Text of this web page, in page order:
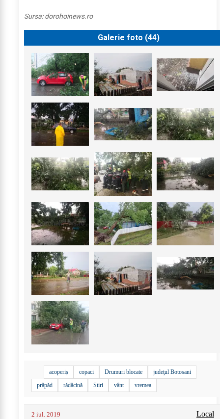
Sursa:dorohoinews.ro
Galerie foto (44)
acoperiș copaci Drumuri blocate
judeţul Botosani
prăpăd
rădăcină Stiri vânt vremea
2 iul. 2019 Local